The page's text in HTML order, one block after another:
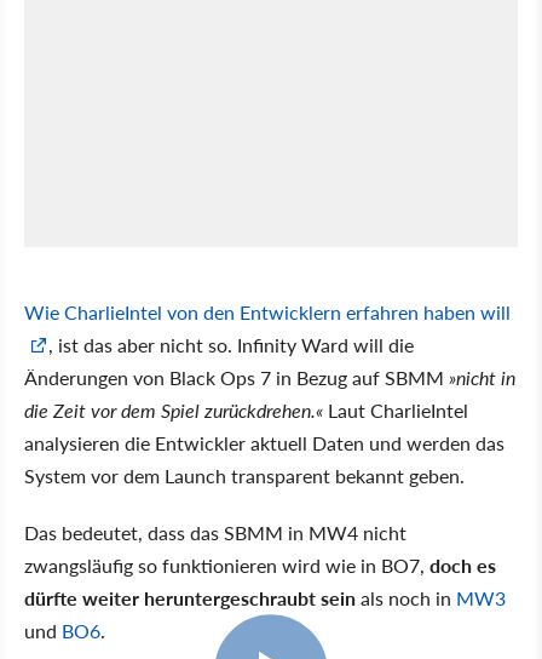
Wie CharlieIntel von den Entwicklern erfahren haben will
, ist das aber nicht so. Infinity Ward will die
Änderungen von Black Ops 7 in Bezug auf SBMM nicht in
die Zeit vor dem Spiel zurückdrehen. Laut CharlieIntel
analysieren die Entwickler aktuell Daten und werden das
System vor dem Launch transparent bekannt geben.
Das bedeutet, dass das SBMM in MW4 nicht
zwangsläufig so funktionieren wird wie in BO7, doch es
dürfte weiter heruntergeschraubt seinals noch in MW3
und BO6.